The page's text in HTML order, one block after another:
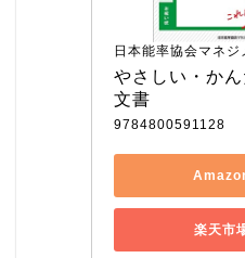
日本能率協会マネジ
やさしい・か
文書
9784800591128
楽天市